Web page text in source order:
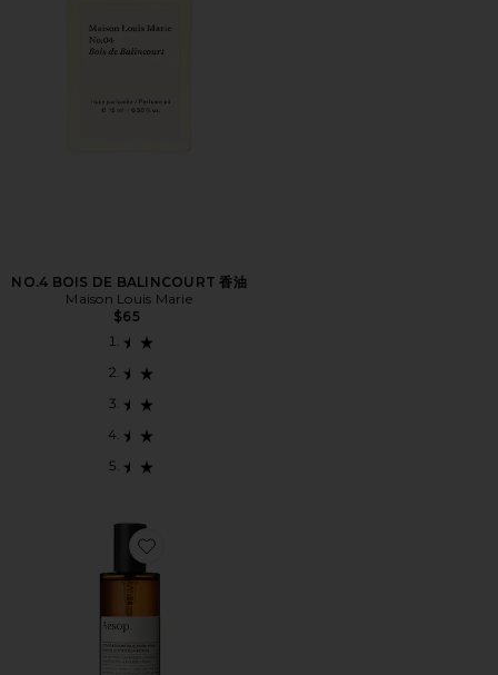
NO.4 BOIS DE BALINCOURT 香油
Maison Louis Marie
$65
Favorite ISTROS AROMATIQUE ルームスプレー